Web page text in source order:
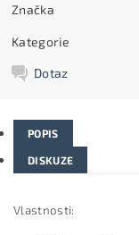
Značka
Kategorie
Dotaz
POPIS
DISKUZE
Vlastnosti: